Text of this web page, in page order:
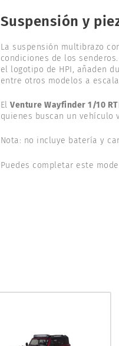
Suspensión y
La suspensión multibrazo
condiciones de los
el logotipo de HPI, añaden
entre otros modelos a
ElVenture Wayfinder 1/10
quienes buscan un
Nota: no incluye batería y
Puedes completar este